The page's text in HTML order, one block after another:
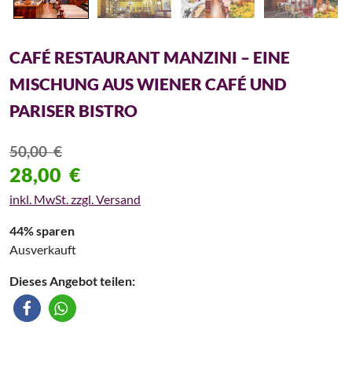
CAFÉ RESTAURANT MANZINI – EINE
MISCHUNG AUS WIENER CAFÉ UND
PARISER BISTRO
50,00€
28,00 €
inkl. MwSt. zzgl. Versand
44% sparen
Ausverkauft
Dieses Angebot teilen: